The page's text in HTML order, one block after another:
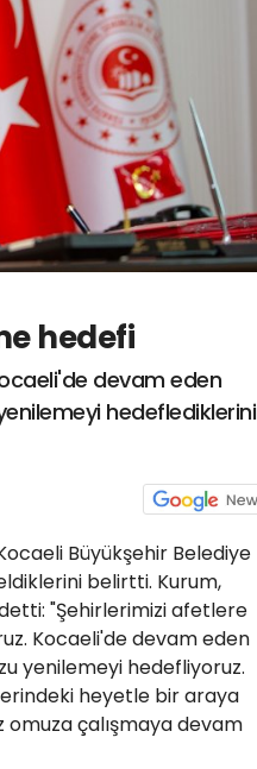
hedefi
devam eden
hedeflediklerini
Büyükşehir Belediye
belirtti. Kurum,
"Şehirlerimizi afetlere
Kocaeli'de devam eden
yenilemeyi hedefliyoruz.
heyetle bir araya
omuza çalışmaya devam